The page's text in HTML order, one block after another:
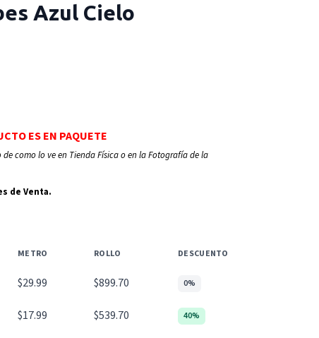
Azul Cielo
ES EN PAQUETE
como lo ve en Tienda Física o en la Fotografía de la
de Venta.
METRO ROLLO DESCUENTO
$29.99 $899.70 0%
$17.99 $539.70 40%